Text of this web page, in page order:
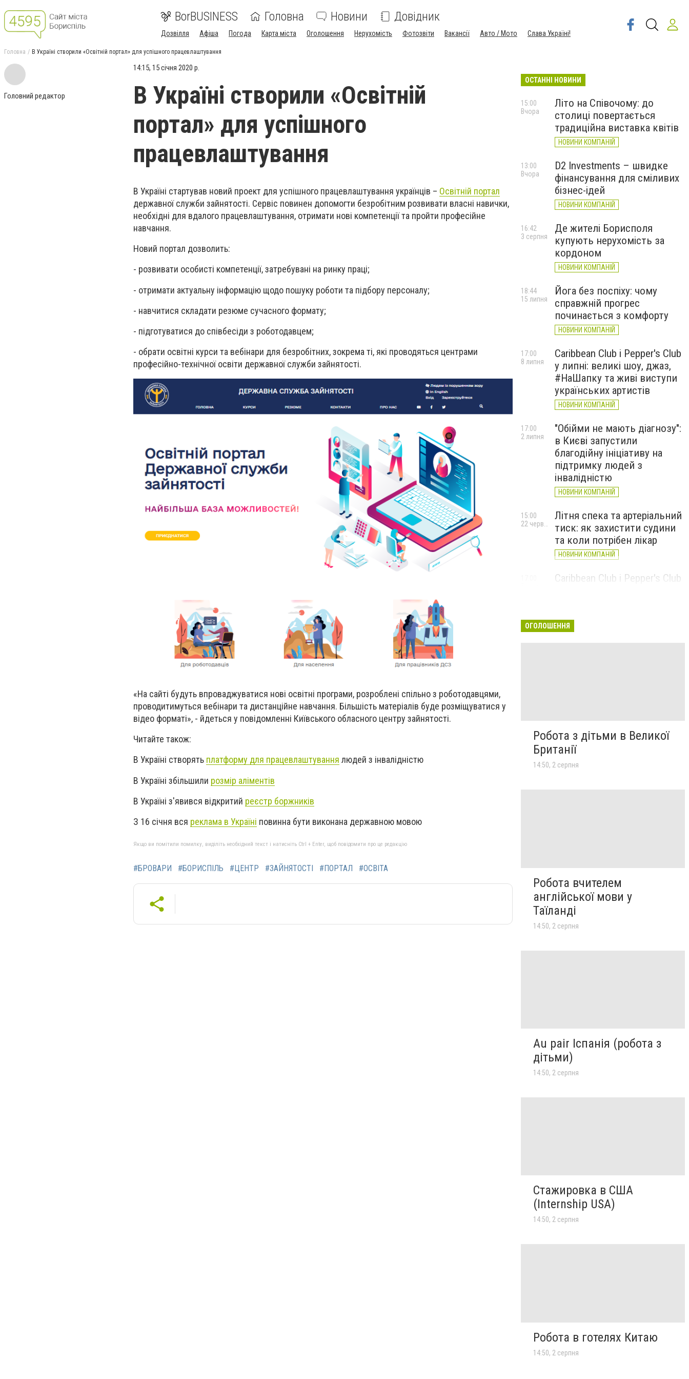
BorBUSINESS Головна Новини Довідник
Дозвілля Афіша Погода Карта міста Оголошення Нерухомість Фотозвіти Вакансії Авто / Мото Слава Україні!
Головна В Україні створили «Освітній портал» для успішного працевлаштування
Головний редактор
14:15, 15 січня 2020 р.
В Україні створили «Освітній
портал» для успішного
працевлаштування
В Україні стартував новий проект для успішного працевлаштування українців – Освітній портал
державної служби зайнятості. Сервіс повинен допомогти безробітним розвивати власні навички,
необхідні для вдалого працевлаштування, отримати нові компетенції та пройти професійне
навчання.
Новий портал дозволить:
- розвивати особисті компетенції, затребувані на ринку праці;
- отримати актуальну інформацію щодо пошуку роботи та підбору персоналу;
- навчитися складати резюме сучасного формату;
- підготуватися до співбесіди з роботодавцем;
- обрати освітні курси та вебінари для безробітних, зокрема ті, які проводяться центрами
професійно-технічної освіти державної служби зайнятості.
«На сайті будуть впроваджуватися нові освітні програми, розроблені спільно з роботодавцями,
проводитимуться вебінари та дистанційне навчання. Більшість матеріалів буде розміщуватися у
відео форматі», - йдеться у повідомленні Київського обласного центру зайнятості.
Читайте також:
В Україні створять платформу для працевлаштування людей з інвалідністю
В Україні збільшили розмір аліментів
В Україні з'явився відкритий реєстр боржників
З 16 січня вся реклама в Україні повинна бути виконана державною мовою
Якщо ви помітили помилку, виділіть необхідний текст і натисніть Ctrl + Enter, щоб повідомити про це редакцію
#БРОВАРИ #БОРИСПІЛЬ #ЦЕНТР #ЗАЙНЯТОСТІ #ПОРТАЛ #ОСВІТА
ОСТАННІ НОВИНИ
Літо на Співочому: до
столиці повертається
традиційна виставка квітів
НОВИНИ КОМПАНІЙ
15:00
Вчора
D2 Investments – швидке
фінансування для сміливих
бізнес-ідей
НОВИНИ КОМПАНІЙ
13:00
Вчора
Де жителі Борисполя
купують нерухомість за
кордоном
НОВИНИ КОМПАНІЙ
16:42
3 серпня
Йога без поспіху: чому
справжній прогрес
починається з комфорту
НОВИНИ КОМПАНІЙ
18:44
15 липня
Caribbean Club і Pepper's Club
у липні: великі шоу, джаз,
#НаШапку та живі виступи
українських артистів
НОВИНИ КОМПАНІЙ
17:00
8 липня
"Обійми не мають діагнозу":
в Києві запустили
благодійну ініціативу на
підтримку людей з
інвалідністю
НОВИНИ КОМПАНІЙ
17:00
2 липня
Літня спека та артеріальний
тиск: як захистити судини
та коли потрібен лікар
НОВИНИ КОМПАНІЙ
15:00
Caribbean Club і Pepper's Club
НОВИНИ КОМПАНІЙ
ОГОЛОШЕННЯ
Робота з дітьми в Великої
Британії
14:50, 2 серпня
Робота вчителем
англійської мови у
Таїланді
14:50, 2 серпня
Au pair Іспанія (робота з
дітьми)
14:50, 2 серпня
Стажировка в США
(Internship USA)
14:50, 2 серпня
Робота в готелях Китаю
14:50, 2 серпня